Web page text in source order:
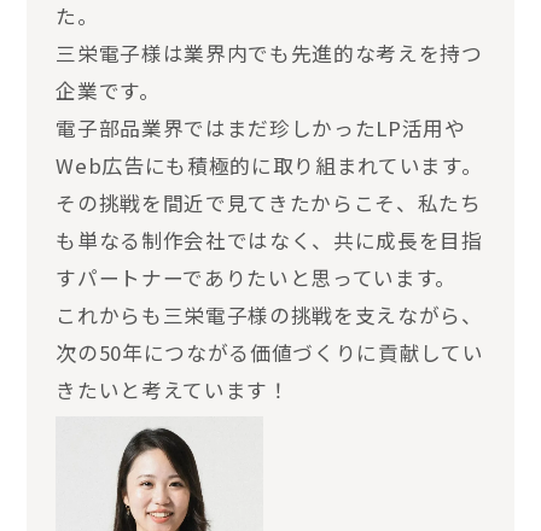
た。
三栄電子様は業界内でも先進的な考えを持つ
企業です。
電子部品業界ではまだ珍しかったLP活用や
Web広告にも積極的に取り組まれています。
その挑戦を間近で見てきたからこそ、私たち
も単なる制作会社ではなく、共に成長を目指
すパートナーでありたいと思っています。
これからも三栄電子様の挑戦を支えながら、
次の50年につながる価値づくりに貢献してい
きたいと考えています！